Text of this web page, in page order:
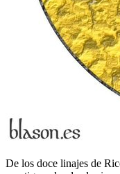
De los doce linajes de